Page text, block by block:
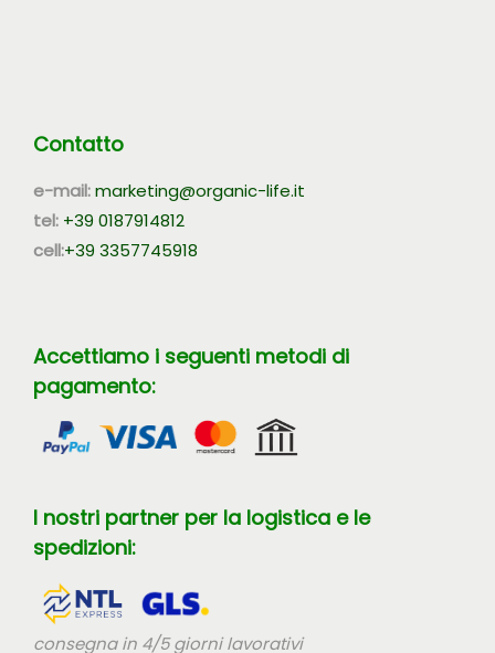
Contatto
e-mail:marketing@organic-life.it
tel: +39 0187914812
cell:+39 3357745918
Accettiamo i seguenti metodi di
pagamento:
I nostri partner per la logistica e le
spedizioni:
consegna in 4/5 giorni lavorativi